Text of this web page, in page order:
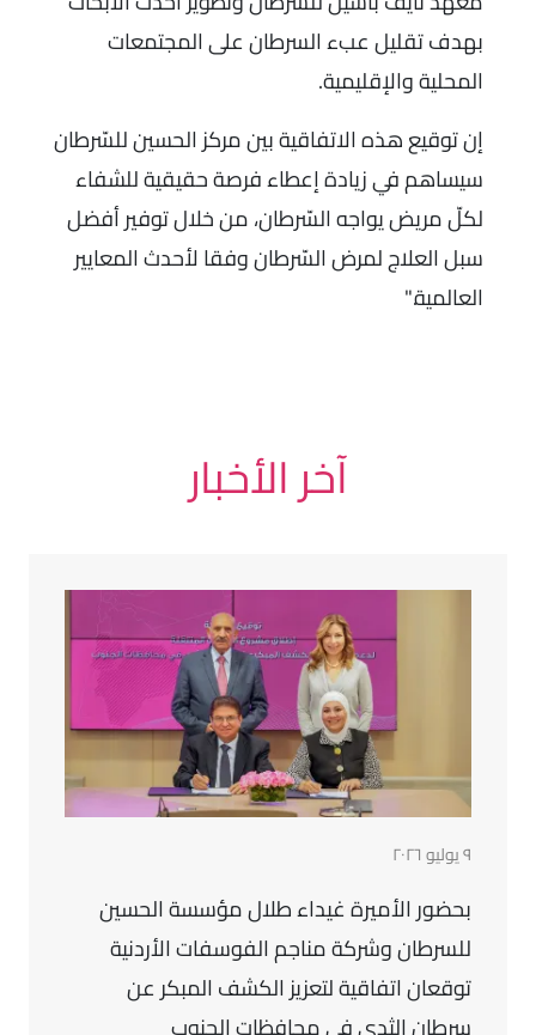
بهدف تقليل عبء السرطان على المجتمعات
المحلية والإقليمية.
إن توقيع هذه الاتفاقية بين مركز الحسين للسّرطان
سيساهم في زيادة إعطاء فرصة حقيقية للشفاء
لكلّ مريض يواجه السّرطان، من خلال توفير أفضل
سبل العلاج لمرض السّرطان وفقا لأحدث المعايير
العالمية."
آخر الأخبار
٩ يوليو ٢٠٢٦
بحضور الأميرة غيداء طلال مؤسسة الحسين
للسرطان وشركة مناجم الفوسفات الأردنية
توقعان اتفاقية لتعزيز الكشف المبكر عن